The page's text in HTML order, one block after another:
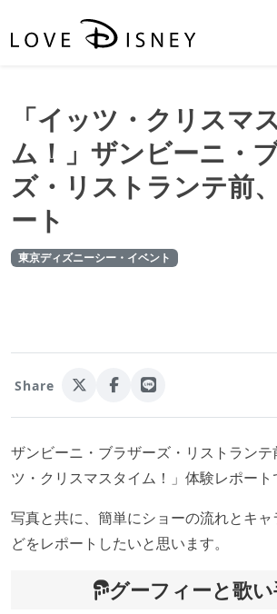
「イッツ・クリスマ
ム！」ザンビーニ・
ズ・リストランテ前
ート
東京ディズニーシー・イベント
Share
ザンビーニ・ブラザーズ・リストランテ
ツ・クリスマスタイム！」体験レポート
写真と共に、簡単にショーの流れとキ
どをレポートしたいと思います。
グーフィーと歌